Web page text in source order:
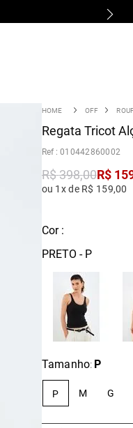
OFF
Regata Tricot
:010442860002
R$398,00R$
ou 1x de R$ 159,00
Cor :
PRETO - P
Tamanho: P
P M G